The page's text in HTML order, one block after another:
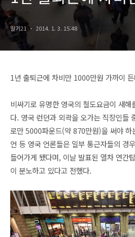
딸기21 2014. 1. 3. 15:48
1년 출퇴근에 차비만 1000만원 가까이
비싸기로 유명한 영국의 철도요금이 새
다. 영국 런던과 외곽을 오가는 직장인들
로만 5000파운드(약 870만원)을 써야 하
언 등 영국 언론들은 일부 통근자들의 경
들어가게 됐다며, 이날 발표된 열차 연간
이 분노하고 있다고 전했다.